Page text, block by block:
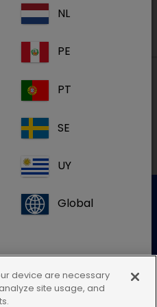
vores kundeservice
NL
PE
PT
SE
UY
Global
din landeadresse,
device are necessary
site usage, and